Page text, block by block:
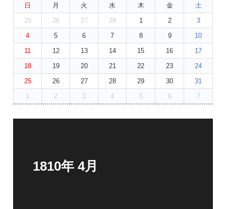
日 月 火 水 木 金
土
25
26 27 28 1 2
3
4
5 6 7 8 9
10
11
12 13 14 15 16
17
18
19 20 21 22 23
24
25
26 27 28 29 30
31
1
2 3 4 5 6 7
1810年 4月